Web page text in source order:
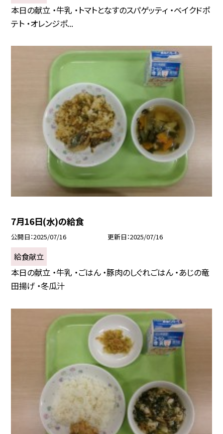
本日の献立 ・牛乳 ・トマトとなすのスパゲッティ ・ベイクドポ
テト ・オレンジポ...
7月16日(水)の給食
公開日 2025/07/16 更新日 2025/07/16
給食献立
本日の献立 ・牛乳 ・ごはん ・豚肉のしぐれごはん ・あじの竜
田揚げ ・冬瓜汁